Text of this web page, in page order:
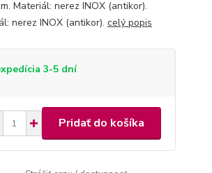
Materiál: nerez INOX (antikor).
nerez INOX (antikor). celý popis
3-5 dní
Pridať do košíka